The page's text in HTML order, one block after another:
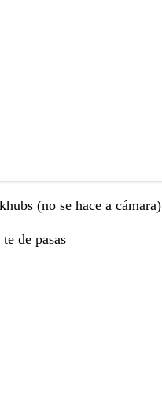
(no se hace a cámara)
de pasas